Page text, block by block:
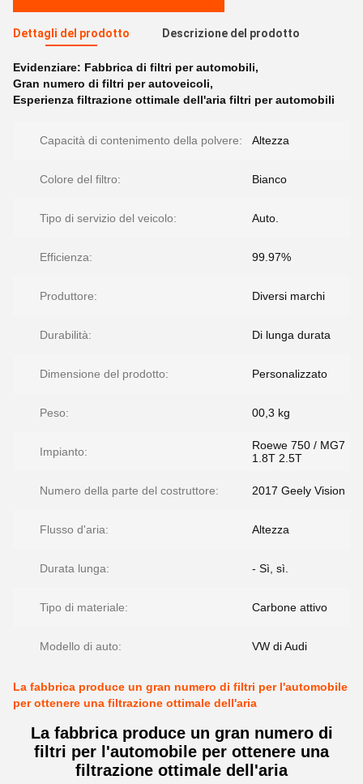
Dettagli del prodotto Descrizione del prodotto
Evidenziare: Fabbrica di filtri per automobili,
Gran numero di filtri per autoveicoli,
Esperienza filtrazione ottimale dell'aria filtri per automobili
Capacità di contenimento della polvere: Altezza
Colore del filtro: Bianco
Tipo di servizio del veicolo: Auto.
Efficienza: 99.97%
Produttore: Diversi marchi
Durabilità: Di lunga durata
Dimensione del prodotto: Personalizzato
Peso: 00,3 kg
Impianto:
Roewe 750 / MG7
1.8T 2.5T
Numero della parte del costruttore: 2017 Geely Vision
Flusso d'aria: Altezza
Durata lunga: - Sì, sì.
Tipo di materiale: Carbone attivo
Modello di auto: VW di Audi
La fabbrica produce un gran numero di filtri per l'automobile
per ottenere una filtrazione ottimale dell'aria
La fabbrica produce un gran numero di
filtri per l'automobile per ottenere una
filtrazione ottimale dell'aria